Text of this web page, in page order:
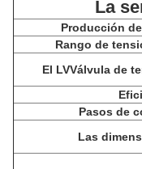
La
Producción
Rango de
El LVVálvula de
Pasos de
Las